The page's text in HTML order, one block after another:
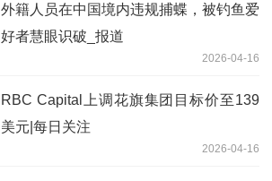
外籍人员在中国境内违规捕蝶，被钓鱼爱
好者慧眼识破_报道
2026-04-16
RBC Capital上调花旗集团目标价至139
美元|每日关注
2026-04-16